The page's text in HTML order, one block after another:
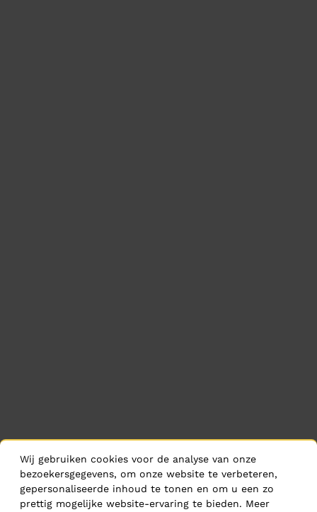
Wij gebruiken cookies voor de analyse van onze
bezoekersgegevens, om onze website te verbeteren,
gepersonaliseerde inhoud te tonen en om u een zo
prettig mogelijke website-ervaring te bieden. Meer